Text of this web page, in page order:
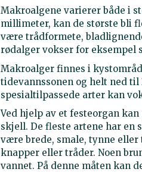
Makroalgene varierer både i
millimeter, kan de største bli
være trådformete,
rødalger vokser for eksempel
Makroalger finnes i
tidevannssonen og helt ned
spesialtilpassede arter kan
Ved hjelp av et festeorgan
skjell. De fleste artene har en
være brede, smale, tynne
knapper eller tråder. Noen
vannet. På denne måten kan